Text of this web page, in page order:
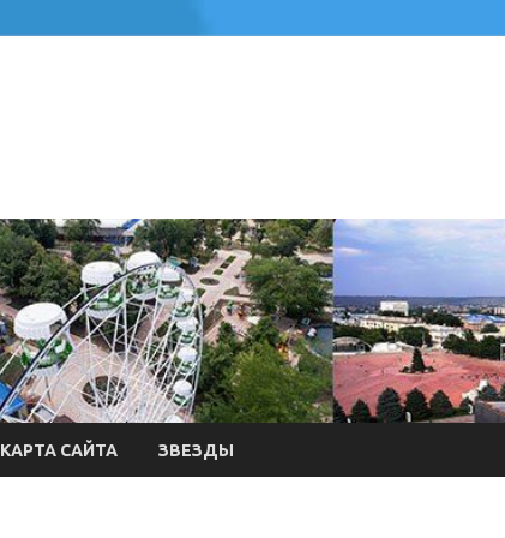
КАРТА САЙТА ЗВЕЗДЫ